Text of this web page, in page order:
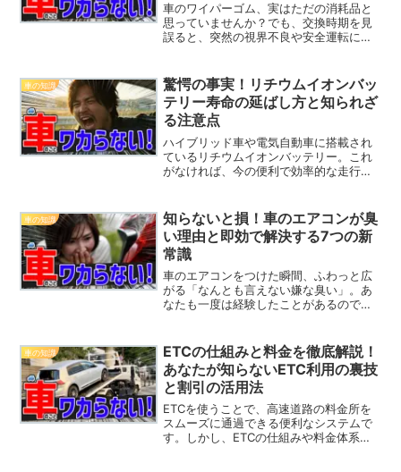
車のワイパーゴム、実はただの消耗品と
思っていませんか？でも、交換時期を見
誤ると、突然の視界不良や安全運転に支
や、劣化サインに関する意外と知られて
いない情報、そしてワイパ...
車の知識
驚愕の事実！リチウムイオンバッ
テリー寿命の延ばし方と知られざ
る注意点
ハイブリッド車や電気自動車に搭載され
ているリチウムイオンバッテリー。これ
がなければ、今の便利で効率的な走行が
ーが「交換しないとどうなるのか？」と
不安を抱えています。リチ...
車の知識
知らないと損！車のエアコンが臭
い理由と即効で解決する7つの新
常識
車のエアコンをつけた瞬間、ふわっと広
がる「なんとも言えない嫌な臭い」。あ
なたも一度は経験したことがあるのでは
は、単なる好奇心ではありません。むし
ろ多くの人が「原因不...
車の知識
ETCの仕組みと料金を徹底解説！
あなたが知らないETC利用の裏技
と割引の活用法
ETCを使うことで、高速道路の料金所を
スムーズに通過できる便利なシステムで
す。しかし、ETCの仕組みや料金体系、